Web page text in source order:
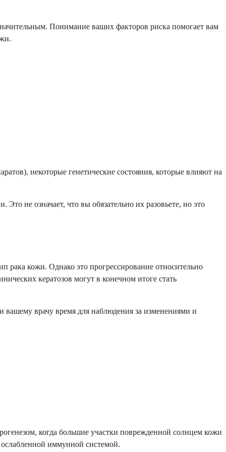
Понимание ваших факторов риска помогает вам
некоторые генетические состояния, которые влияют на
не означает, что вы обязательно их разовьете, но это
рака кожи. Однако это прогрессирование относительно
кератозов могут в конечном итоге стать
вашему врачу время для наблюдения за изменениями и
когда большие участки поврежденной солнцем кожи
иммунной системой.